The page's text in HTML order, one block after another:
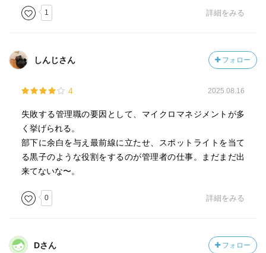
かつ、より大きな要因については
上から7:2:1となっている。
重要な他者との出会い
研修のような学習機会
・エンゲージメント・リーダーの条件
①幅広い思考
・曖昧さや不確実性を管理する
・ビジョンを設定し、その達成を追い求める
・正しい製品やサービスを採用する
②自己および他者の育成
・決してあきらめず、現実と向き合い、
逆境にも立ち向かう
③グローバリスト
・世界の出来事に敏感である
1 詳細をみる
しんじさん フォロー
4 2025.08.16
失敗する管理職の要因として、マイクロマネジメントが多
く挙げられる。
部下に余白を与え最前線に立たせ、スポットライトを当て
る黒子のような役割をするのが管理者の仕事。まだまだ出
来てないな〜。
0 詳細をみる
Dさん フォロー